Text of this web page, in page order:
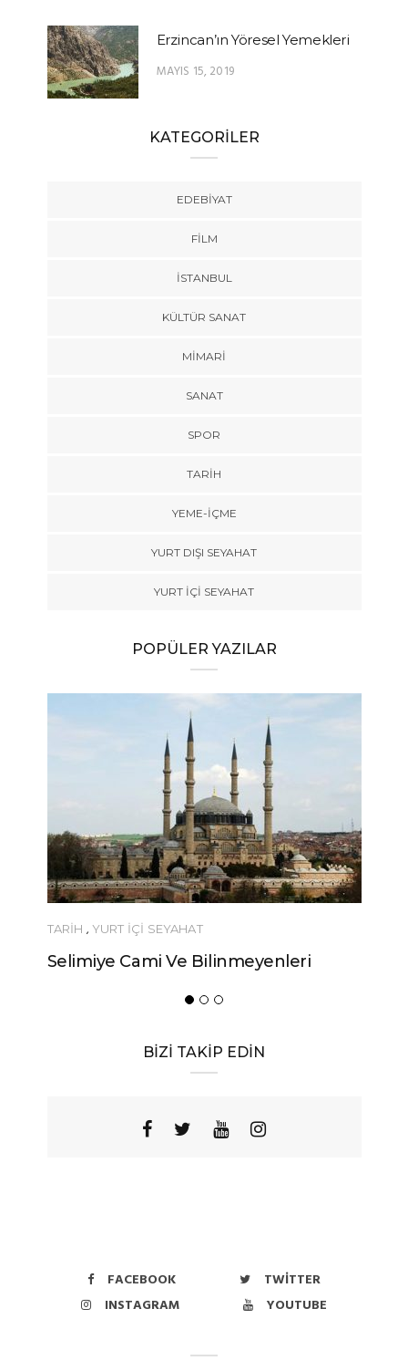
Erzincan’ın Yöresel Yemekleri
MAYIS 15, 2019
KATEGORİLER
EDEBIYAT
FILM
İSTANBUL
KÜLTÜR SANAT
MIMARI
SANAT
SPOR
TARİH
YEME-İÇME
YURT DIŞI SEYAHAT
YURT İÇİ SEYAHAT
POPÜLER YAZILAR
TARİH , YURT İÇİ SEYAHAT
Selimiye Cami Ve Bilinmeyenleri
BİZİ TAKİP EDİN
FACEBOOK
TWITTER
INSTAGRAM
YOUTUBE